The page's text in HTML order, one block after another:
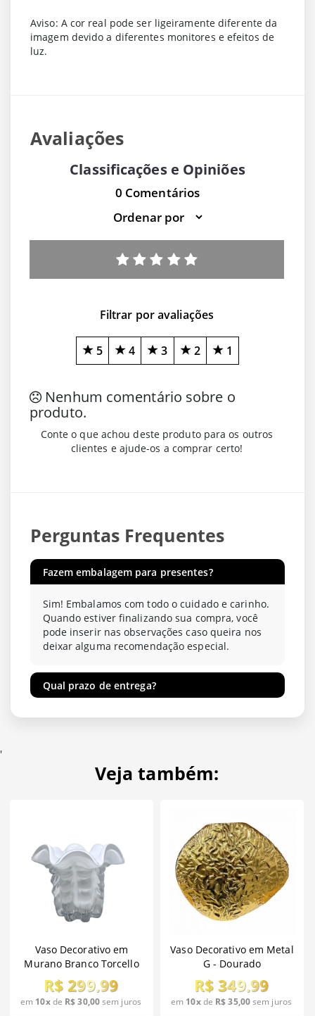
Aviso: A cor real pode ser ligeiramente diferente da
imagem devido a diferentes monitores e efeitos de
luz.
Avaliações
Classificações e Opiniões
0 Comentários
Filtrar por avaliações
5 4 3 2 1
Nenhum comentário sobre o
produto.
Conte o que achou deste produto para os outros
clientes e ajude-os a comprar certo!
Perguntas Frequentes
Fazem embalagem para presentes?
Sim! Embalamos com todo o cuidado e carinho.
Quando estiver finalizando sua compra, você
pode inserir nas observações caso queira nos
deixar alguma recomendação especial.
Qual prazo de entrega?
'
Veja também:
Vaso Decorativo em
Murano Branco Torcello
12cm
R$ 299,99
em 10xde R$ 30,00sem juros
Vaso Decorativo em Metal
G - Dourado
R$ 349,99
em 10xde R$ 35,00sem juros